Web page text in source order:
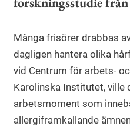
Många frisörer drabbas
dagligen hantera olika
vid Centrum för arbets-
Karolinska Institutet, ville
arbetsmoment som
allergiframkallande